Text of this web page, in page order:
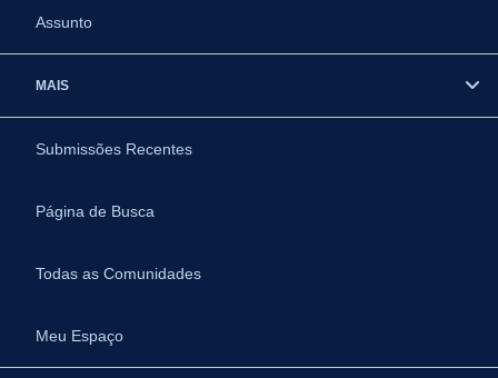
Assunto
MAIS
Submissões Recentes
Página de Busca
Todas as Comunidades
Meu Espaço